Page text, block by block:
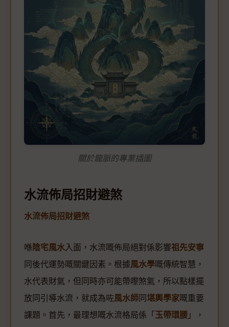
關於龍脈的專業插圖
水流佈局招財避煞
水流佈局招財避煞
喺 陰宅風水入面，水流嘅佈局絕對係影響祖先安寧
同後代運勢嘅關鍵因素。根據風水學嘅傳統智慧，
水代表財氣，但同時亦可能帶嚟煞氣，所以點樣擺
放同引導水流，就成為咗風水師 同 堪輿學家嘅重要
課題。首先，最理想嘅水流格局係「 玉帶環腰 」，